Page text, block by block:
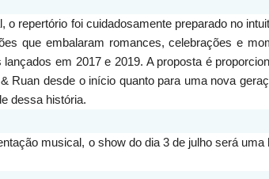
o repertório foi cuidadosamente preparado no
que embalaram romances, celebrações e
em 2017 e 2019. A proposta é
Ruan desde o início quanto para uma nova
dessa história.
musical, o show do dia 3 de julho será